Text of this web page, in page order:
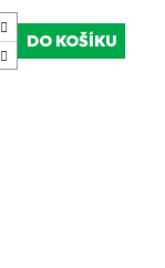
DO KOŠÍKU